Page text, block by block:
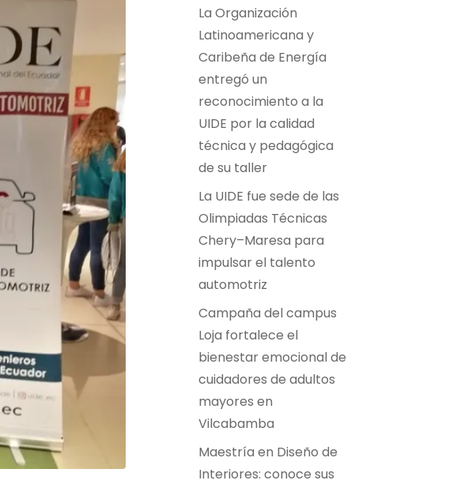
La Organización
Latinoamericana y
Caribeña de Energía
entregó un
reconocimiento a la
UIDE por la calidad
técnica y pedagógica
de su taller
La UIDE fue sede de las
Olimpiadas Técnicas
Chery–Maresa para
impulsar el talento
automotriz
Campaña del campus
Loja fortalece el
bienestar emocional de
cuidadores de adultos
mayores en
Vilcabamba
Maestría en Diseño de
Interiores: conoce sus